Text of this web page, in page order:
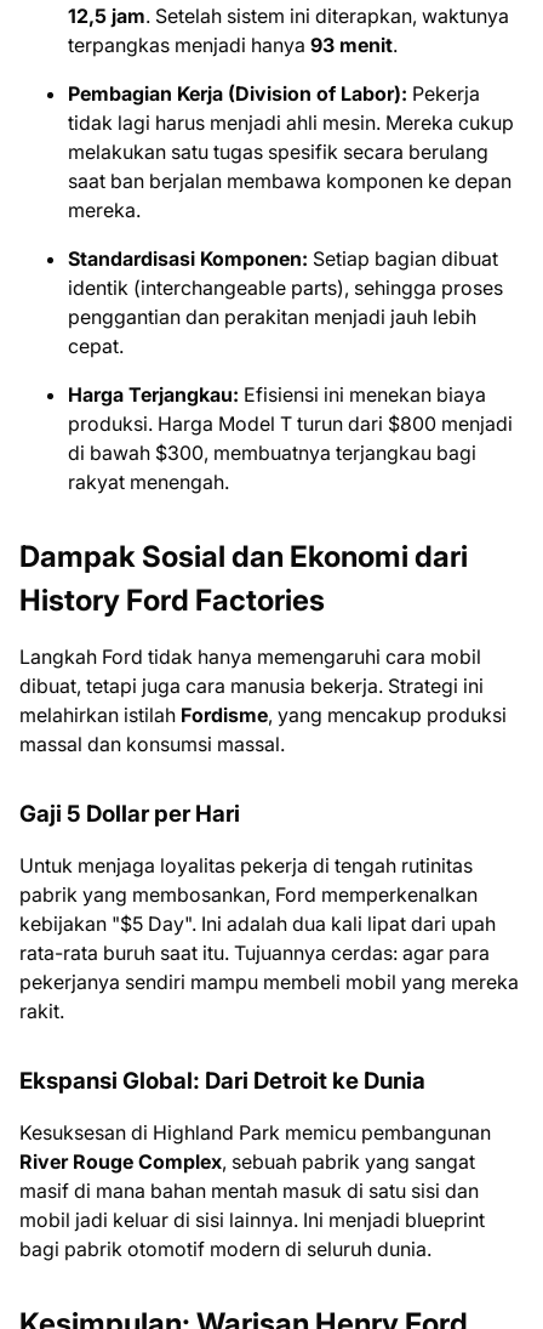
12,5 jam. Setelah sistem ini diterapkan, waktunya
terpangkas menjadi hanya 93 menit.
Pembagian Kerja (Division of Labor): Pekerja
tidak lagi harus menjadi ahli mesin. Mereka cukup
melakukan satu tugas spesifik secara berulang
saat ban berjalan membawa komponen ke depan
mereka.
Standardisasi Komponen: Setiap bagian dibuat
identik (interchangeable parts), sehingga proses
penggantian dan perakitan menjadi jauh lebih
cepat.
Harga Terjangkau: Efisiensi ini menekan biaya
produksi. Harga Model T turun dari $800 menjadi
di bawah $300, membuatnya terjangkau bagi
rakyat menengah.
Dampak Sosial dan Ekonomi dari
History Ford Factories
Langkah Ford tidak hanya memengaruhi cara mobil
dibuat, tetapi juga cara manusia bekerja. Strategi ini
melahirkan istilah Fordisme, yang mencakup produksi
massal dan konsumsi massal.
Gaji 5 Dollar per Hari
Untuk menjaga loyalitas pekerja di tengah rutinitas
pabrik yang membosankan, Ford memperkenalkan
kebijakan "$5 Day". Ini adalah dua kali lipat dari upah
rata-rata buruh saat itu. Tujuannya cerdas: agar para
pekerjanya sendiri mampu membeli mobil yang mereka
rakit.
Ekspansi Global: Dari Detroit ke Dunia
Kesuksesan di Highland Park memicu pembangunan
River Rouge Complex, sebuah pabrik yang sangat
masif di mana bahan mentah masuk di satu sisi dan
mobil jadi keluar di sisi lainnya. Ini menjadi blueprint
bagi pabrik otomotif modern di seluruh dunia.